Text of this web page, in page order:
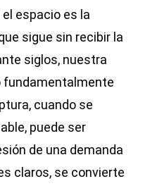
espacio es la
sigue sin recibir la
siglos, nuestra
fundamentalmente
cuando se
puede ser
de una demanda
claros, se convierte